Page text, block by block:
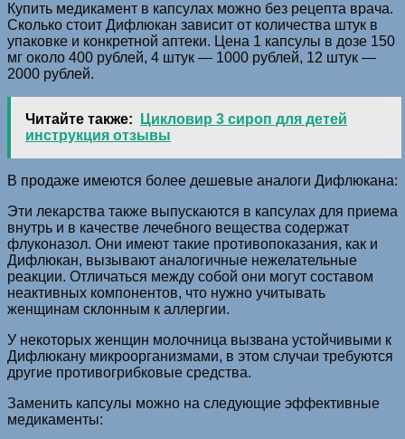
Купить медикамент в капсулах можно без рецепта врача.
Сколько стоит Дифлюкан зависит от количества штук в
упаковке и конкретной аптеки. Цена 1 капсулы в дозе 150
мг около 400 рублей, 4 штук — 1000 рублей, 12 штук —
2000 рублей.
Читайте также:
Цикловир 3 сироп для детей
инструкция отзывы
В продаже имеются более дешевые аналоги Дифлюкана:
Эти лекарства также выпускаются в капсулах для приема
внутрь и в качестве лечебного вещества содержат
флуконазол. Они имеют такие противопоказания, как и
Дифлюкан, вызывают аналогичные нежелательные
реакции. Отличаться между собой они могут составом
неактивных компонентов, что нужно учитывать
женщинам склонным к аллергии.
У некоторых женщин молочница вызвана устойчивыми к
Дифлюкану микроорганизмами, в этом случаи требуются
другие противогрибковые средства.
Заменить капсулы можно на следующие эффективные
медикаменты: